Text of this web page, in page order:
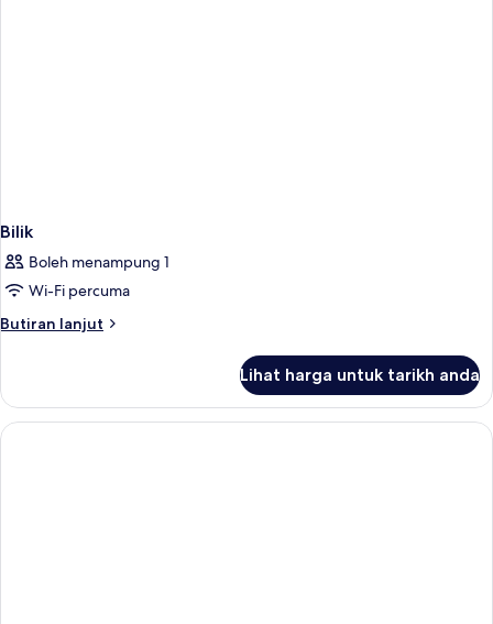
Bilik
Boleh menampung 1
Wi-Fi percuma
Butiran lanjut
Butiran
Lihat harga untuk tarikh anda